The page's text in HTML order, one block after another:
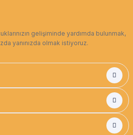
gelişiminde yardımda bulunmak,
yanınızda olmak istiyoruz.